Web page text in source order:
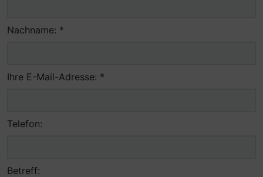
Nachname: *
Ihre E-Mail-Adresse: *
Telefon:
Betreff: